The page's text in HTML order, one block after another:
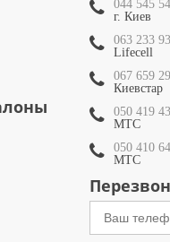
044 545
г. Киев
063 233
Lifecell
067 659
Киевстар
050 419
МТС
050 410
МТС